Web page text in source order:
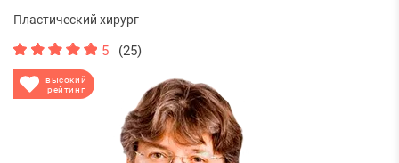
высокий
рейтинг
Пластический хирург
5 (25)